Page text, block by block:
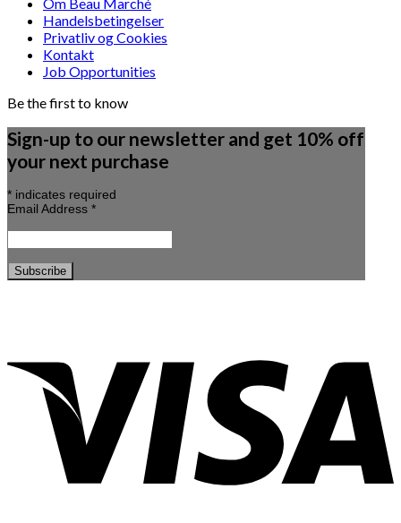
Om Beau Marché
Handelsbetingelser
Privatliv og Cookies
Kontakt
Job Opportunities
Be the first to know
Sign-up to our newsletter and get 10% off
your next purchase
* indicates required
Email Address *